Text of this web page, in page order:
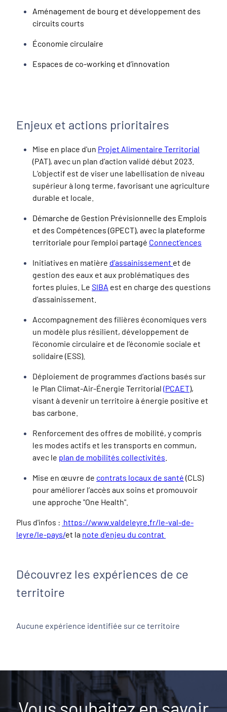
Aménagement de bourg et développement des
circuits courts
Économie circulaire
Espaces de co-working et d’innovation
Enjeux et actions prioritaires
Mise en place d'un Projet Alimentaire Territorial
(PAT), avec un plan d’action validé début 2023.
L’objectif est de viser une labellisation de niveau
supérieur à long terme, favorisant une agriculture
durable et locale.
Démarche de Gestion Prévisionnelle des Emplois
et des Compétences (GPECT), avec la plateforme
territoriale pour l’emploi partagé Connect’ences
Initiatives en matière d’assainissement et de
gestion des eaux et aux problématiques des
fortes pluies. Le SIBA est en charge des questions
d’assainissement.
Accompagnement des filières économiques vers
un modèle plus résilient, développement de
l’économie circulaire et de l’économie sociale et
solidaire (ESS).
Déploiement de programmes d’actions basés sur
le Plan Climat-Air-Énergie Territorial (PCAET),
visant à devenir un territoire à énergie positive et
bas carbone.
Renforcement des offres de mobilité, y compris
les modes actifs et les transports en commun,
avec le plan de mobilités collectivités
Mise en œuvre de contrats locaux de santé (CLS)
pour améliorer l’accès aux soins et promouvoir
une approche "One Health".
Plus d'infos : https://www.valdeleyre.fr/le-val-de-
leyre/le-pays/et la note d’enjeu du contrat
Découvrez les expériences de ce
territoire
Aucune expérience identifiée sur ce territoire